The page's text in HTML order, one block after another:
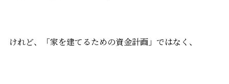
けれど、「家を建てるための資金計画」ではなく、